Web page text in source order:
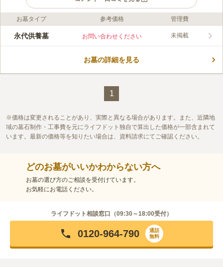
ライフドット編集部のコメント
圓福寺は千葉県千葉市にある臨済宗の寺院です。 「涅槃精舎」
もらうことができます。 合祀後も、圓福寺が存続する限り、春
この霊園はまだ誰からも評価されていません。
お墓タイプ 参考価格 管理費
永代供養墓 お問い合わせください 未掲載
お墓の詳細を見る
1
価格は変更されることがあり、実際と異なる場合があります。また、近隣地
域の墓石制作・工事費を元にライフドット独自で算出した価格が一部含まれて
います。最新の価格等を知りたい場合は、資料請求にてご確認ください。
どのお墓がいいかわからない方へ
お墓の選び方のご相談を受付けています。
お気軽にお電話ください。
ライフドット相談窓口（09:30～18:00受付）
0120-964-790
通話
無料